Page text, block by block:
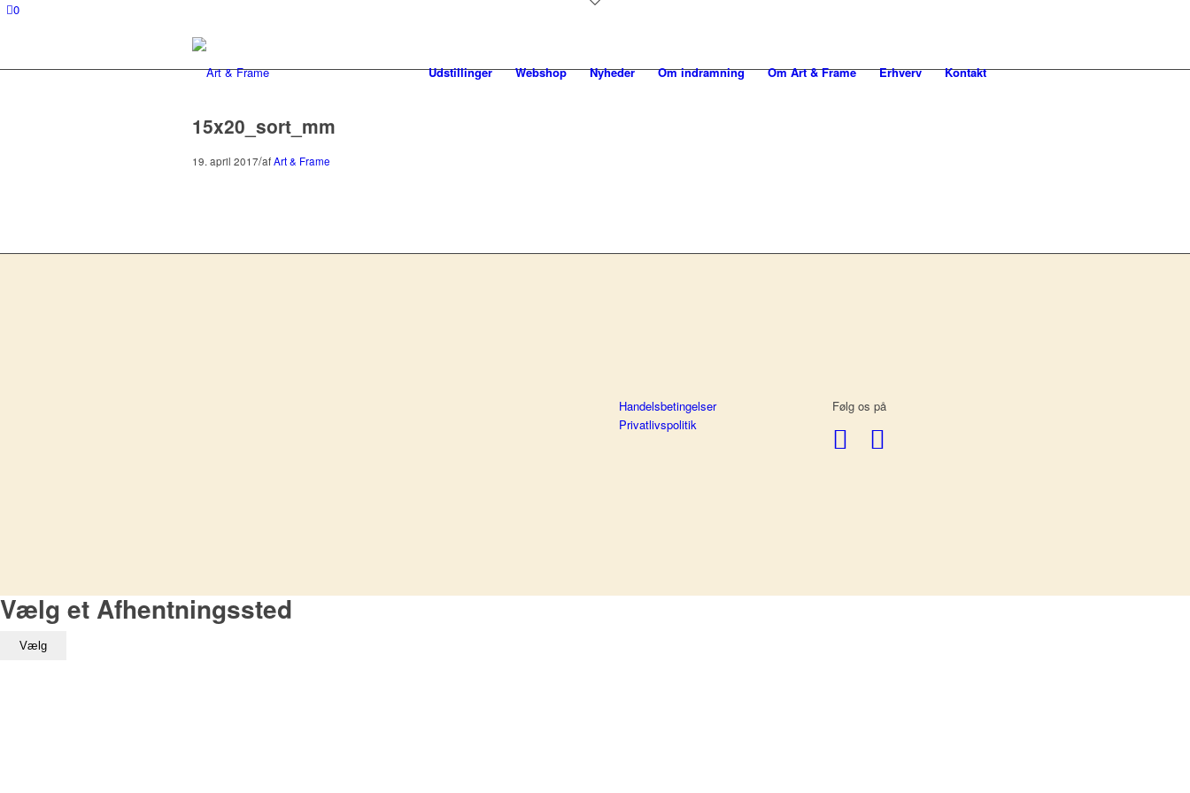
0
Udstillinger Webshop Nyheder Om indramning Om Art & Frame Erhverv Kontakt
15x20_sort_mm
19. april 2017/afArt & Frame
Handelsbetingelser
Privatlivspolitik
Følg os på
Vælg et Afhentningssted
Vælg